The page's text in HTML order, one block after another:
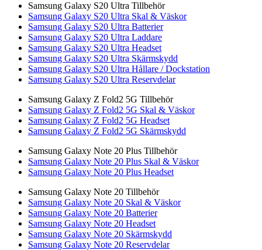
Samsung Galaxy S20 Ultra Tillbehör
Samsung Galaxy S20 Ultra Skal & Väskor
Samsung Galaxy S20 Ultra Batterier
Samsung Galaxy S20 Ultra Laddare
Samsung Galaxy S20 Ultra Headset
Samsung Galaxy S20 Ultra Skärmskydd
Samsung Galaxy S20 Ultra Hållare / Dockstation
Samsung Galaxy S20 Ultra Reservdelar
Samsung Galaxy Z Fold2 5G Tillbehör
Samsung Galaxy Z Fold2 5G Skal & Väskor
Samsung Galaxy Z Fold2 5G Headset
Samsung Galaxy Z Fold2 5G Skärmskydd
Samsung Galaxy Note 20 Plus Tillbehör
Samsung Galaxy Note 20 Plus Skal & Väskor
Samsung Galaxy Note 20 Plus Headset
Samsung Galaxy Note 20 Tillbehör
Samsung Galaxy Note 20 Skal & Väskor
Samsung Galaxy Note 20 Batterier
Samsung Galaxy Note 20 Headset
Samsung Galaxy Note 20 Skärmskydd
Samsung Galaxy Note 20 Reservdelar